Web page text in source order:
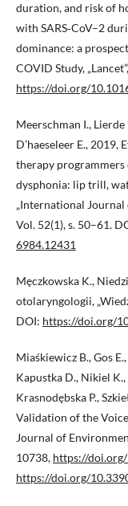
duration, and risk of
with SARS‑CoV–2
dominance: a
COVID Study,
https://doi.org/
Meerschman I., Lierde
D’haeseleer E.,
therapy
dysphonia: lip trill,
„International Journal
Vol. 52(1), s. 50–61.
6984.12431
Męczkowska K.,
otolaryngologii,
DOI: https://doi.org/
Miaśkiewicz B., Gos
Kapustka D., Nikiel
Krasnodębska P.,
Validation of the
Journal of
10738, https://
https://doi.org/